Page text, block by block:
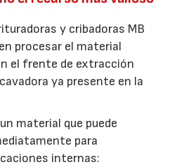
y cribadoras MB
procesar el material
el frente de extracción
ya presente en la
material que puede
para
internas: